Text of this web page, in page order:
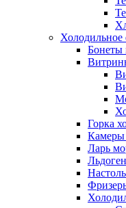
Холодильное
Бонеты
Горка
Камеры
Ларь